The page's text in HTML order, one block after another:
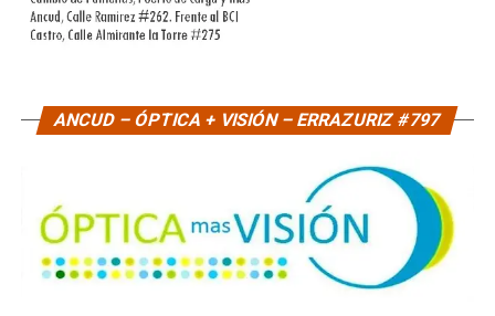
ANCUD – ÓPTICA + VISIÓN – ERRAZURIZ #797